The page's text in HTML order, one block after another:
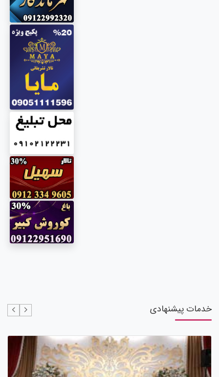
خدمات پیشنهادی